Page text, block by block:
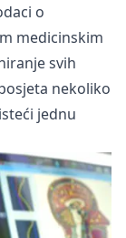
o
medicinskim
svih
nekoliko
jednu